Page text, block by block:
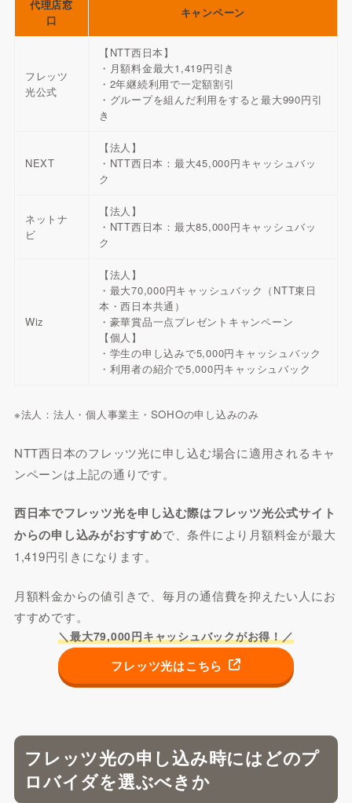
代理店窓
口
キャンペーン
フレッツ
光公式
【NTT西日本】
・月額料金最大1,419円引き
・2年継続利用で一定額割引
・グループを組んだ利用をすると最大990円引
き
NEXT
【法人】
・NTT西日本：最大45,000円キャッシュバッ
ク
ネットナ
ビ
【法人】
・NTT西日本：最大85,000円キャッシュバッ
ク
Wiz
【法人】
・最大70,000円キャッシュバック（NTT東日
本・西日本共通）
・豪華賞品一点プレゼントキャンペーン
【個人】
・学生の申し込みで5,000円キャッシュバック
・利用者の紹介で5,000円キャッシュバック
※法人：法人・個人事業主・SOHOの申し込みのみ
NTT西日本のフレッツ光に申し込む場合に適用されるキャ
ンペーンは上記の通りです。
西日本でフレッツ光を申し込む際はフレッツ光公式サイト
からの申し込みがおすすめで、条件により月額料金が最大
1,419円引きになります。
月額料金からの値引きで、毎月の通信費を抑えたい人にお
すすめです。
＼最大79,000円キャッシュバックがお得！／
フレッツ光はこちら
フレッツ光の申し込み時にはどのプ
ロバイダを選ぶべきか